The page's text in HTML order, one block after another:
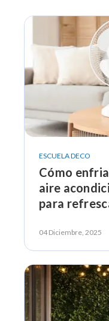
ESCUELA DECO
Cómo
aire
para
04 Diciembre, 2025